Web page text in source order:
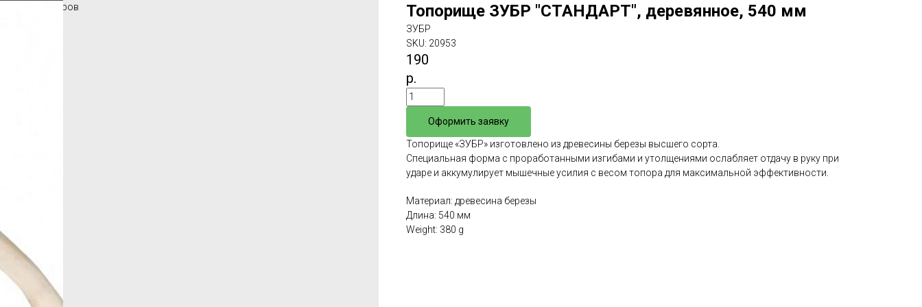
Каталог товаров Топорище ЗУБР "СТАНДАРТ", деревянное, 540 мм
ЗУБР
SKU: 20953
190
р.
Оформить заявку
Топорище «ЗУБР» изготовлено из древесины березы высшего сорта.
Cпециальная форма с проработанными изгибами и утолщениями ослабляет отдачу в руку при
ударе и аккумулирует мышечные усилия с весом топора для максимальной эффективности.
Материал: древесина березы
Длина: 540 мм
Weight: 380 g